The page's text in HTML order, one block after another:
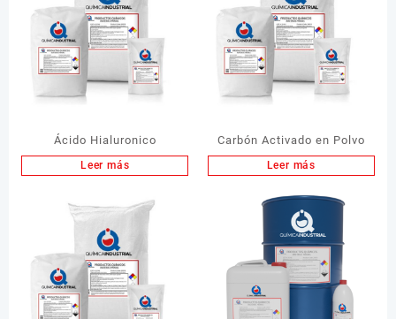
Ácido Hialuronico
Leer más
Carbón Activado en Polvo
Leer más